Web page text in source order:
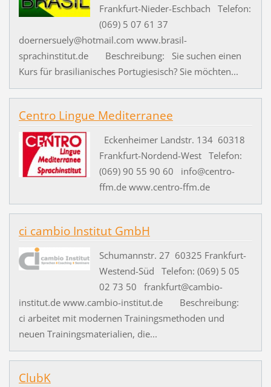
Frankfurt-Nieder-Eschbach Telefon:
(069) 5 07 61 37
doernersuely@hotmail.com www.brasil-
sprachinstitut.de Beschreibung: Sie suchen einen
Kurs für brasilianisches Portugiesisch? Sie möchten...
Centro Lingue Mediterranee
Eckenheimer Landstr. 134 60318
Frankfurt-Nordend-West Telefon:
(069) 90 55 90 60 info@centro-
ffm.de www.centro-ffm.de
ci cambio Institut GmbH
Schumannstr. 27 60325 Frankfurt-
Westend-Süd Telefon: (069) 5 05
02 73 50 frankfurt@cambio-
institut.de www.cambio-institut.de Beschreibung:
ci arbeitet mit modernen Trainingsmethoden und
neuen Trainingsmaterialien, die...
ClubK